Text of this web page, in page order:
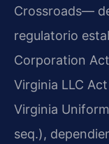
Crossroads—
regulatorio
Corporation
Virginia LLC
Virginia
seq.),